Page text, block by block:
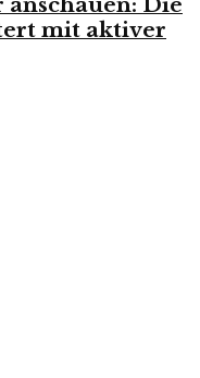
mit aktiver